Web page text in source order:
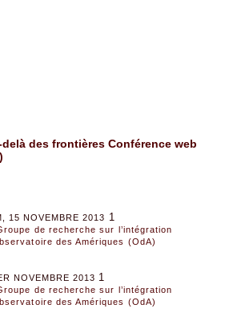
des frontières Conférence web
15 NOVEMBRE 2013 1
de recherche sur l’intégration
des Amériques (OdA)
NOVEMBRE 2013 1
de recherche sur l’intégration
des Amériques (OdA)